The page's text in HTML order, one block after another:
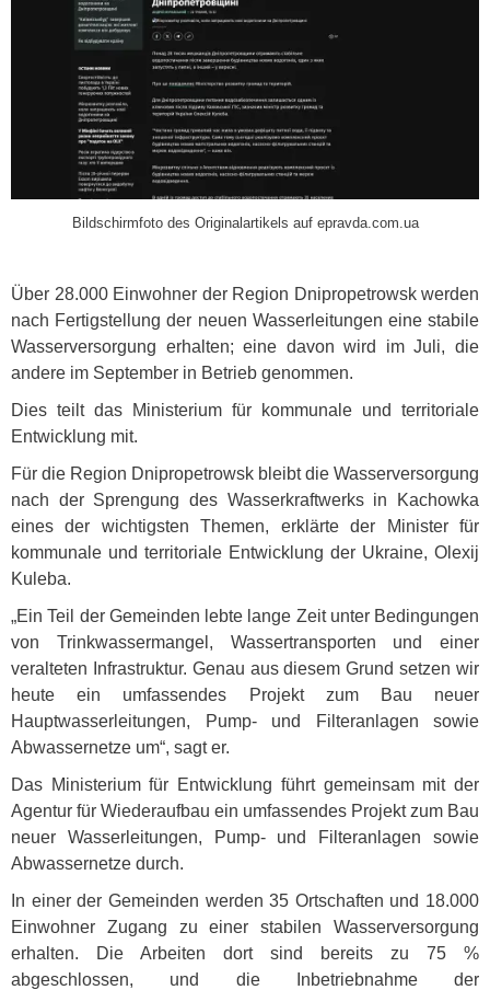
Bildschirmfoto des Originalartikels auf epravda.com.ua
Über 28.000 Einwohner der Region Dnipropetrowsk werden
nach Fertigstellung der neuen Wasserleitungen eine stabile
Wasserversorgung erhalten; eine davon wird im Juli, die
andere im September in Betrieb genommen.
Dies teilt das Ministerium für kommunale und territoriale
Entwicklung mit.
Für die Region Dnipropetrowsk bleibt die Wasserversorgung
nach der Sprengung des Wasserkraftwerks in Kachowka
eines der wichtigsten Themen, erklärte der Minister für
kommunale und territoriale Entwicklung der Ukraine, Olexij
Kuleba.
„Ein Teil der Gemeinden lebte lange Zeit unter Bedingungen
von Trinkwassermangel, Wassertransporten und einer
veralteten Infrastruktur. Genau aus diesem Grund setzen wir
heute ein umfassendes Projekt zum Bau neuer
Hauptwasserleitungen, Pump- und Filteranlagen sowie
Abwassernetze um“, sagt er.
Das Ministerium für Entwicklung führt gemeinsam mit der
Agentur für Wiederaufbau ein umfassendes Projekt zum Bau
neuer Wasserleitungen, Pump- und Filteranlagen sowie
Abwassernetze durch.
In einer der Gemeinden werden 35 Ortschaften und 18.000
Einwohner Zugang zu einer stabilen Wasserversorgung
erhalten. Die Arbeiten dort sind bereits zu 75 %
abgeschlossen, und die Inbetriebnahme der